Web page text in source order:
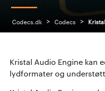
Codecs.dk > Codecs >
Kristal Audio Engine kan
lydformater og